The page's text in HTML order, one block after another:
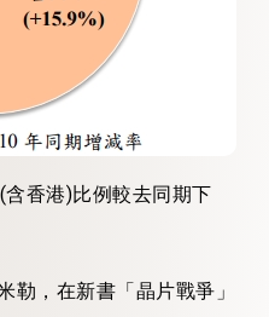
香港)比例較去同期下
勒，在新書「晶片戰爭」